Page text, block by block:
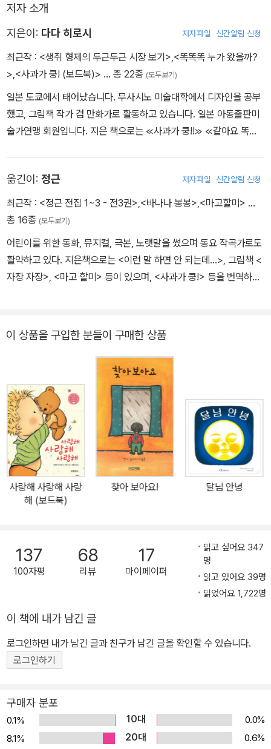
저자 소개
지은이: 다다 히로시 저자파일 신간알림 신청
최근작 : <생쥐 형제의 두근두근 시장 보기>,<똑똑똑 누가 왔을까?
>,<사과가 쿵! (보드북)> … 총 22종 (모두보기)
일본 도쿄에서 태어났습니다. 무사시노 미술대학에서 디자인을 공부
했고, 그림책 작가 겸 만화가로 활동하고 있습니다. 일본 아동출판미
술가연맹 회원입니다. 지은 책으로는 ≪사과가 쿵!!≫ ≪같아요 똑같
선정 도서이기도 했고 국내에서도 큰 인기를 모았습니다.
옮긴이: 정근 저자파일 신간알림 신청
최근작 : <정근 전집 1~3 - 전3권>,<바나나 봉봉>,<마고할미> …
총 16종 (모두보기)
어린이를 위한 동화, 뮤지컬, 극본, 노랫말을 썼으며 동요 작곡가로도
활약하고 있다. 지은책으로는 <이런 말 하면 안 되는데...>, 그림책 <
자장 자장>, <마고 할미> 등이 있으며, <사과가 쿵!> 등을 번역하였
이 상품을 구입한 분들이 구매한 상품
사랑해 사랑해 사랑
해 (보드북)
찾아 보아요! 달님 안녕
137
100자평
68
리뷰
17
마이페이퍼
읽고 싶어요 347
명
읽고 있어요 39명
읽었어요 1,722명
이 책에 내가 남긴 글
로그인하면 내가 남긴 글과 친구가 남긴 글을 확인할 수 있습니다.
로그인하기
구매자 분포
0.1% 10대
0.0%
8.1%
20대
0.6%